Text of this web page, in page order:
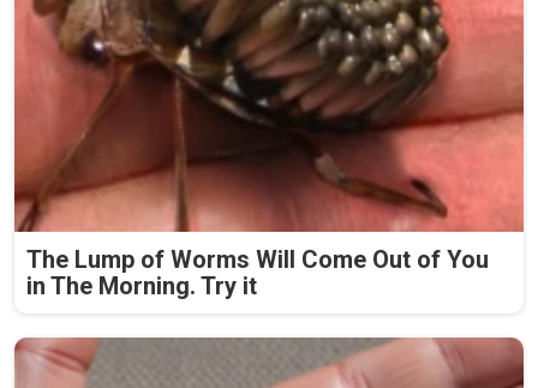
The Lump of Worms Will Come Out of You
in The Morning. Try it